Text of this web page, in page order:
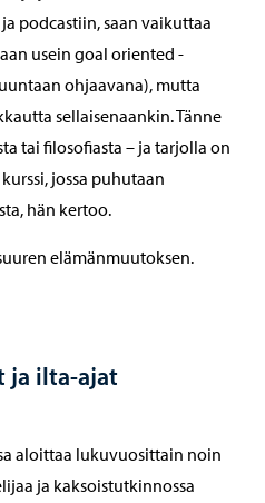
podcastiin, saan vaikuttaa
usein goal oriented -
ohjaavana), mutta
sellaisenaankin. Tänne
tai filosofiasta – ja tarjolla on
jossa puhutaan
hän kertoo.
elämänmuutoksen.
ja ilta-ajat
aloittaa lukuvuosittain noin
ja kaksoistutkinnossa